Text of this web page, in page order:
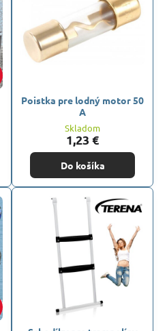
Poistka pre lodný motor 50
A
Skladom
1,23 €
Do košíka